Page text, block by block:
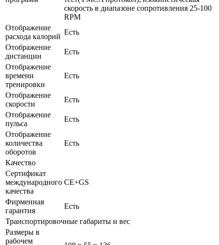
скорость в диапазоне сопротивления 25-100
RPM
Отображение
расхода калорий
Есть
Отображение
дистанции
Есть
Отображение
времени
тренировки
Есть
Отображение
скорости
Есть
Отображение
пульса
Есть
Отображение
количества
оборотов
Есть
Качество
Сертификат
международного
качества
CE+GS
Фирменная
гарантия
Есть
Транспортировочные габариты и вес
Размеры в
рабочем